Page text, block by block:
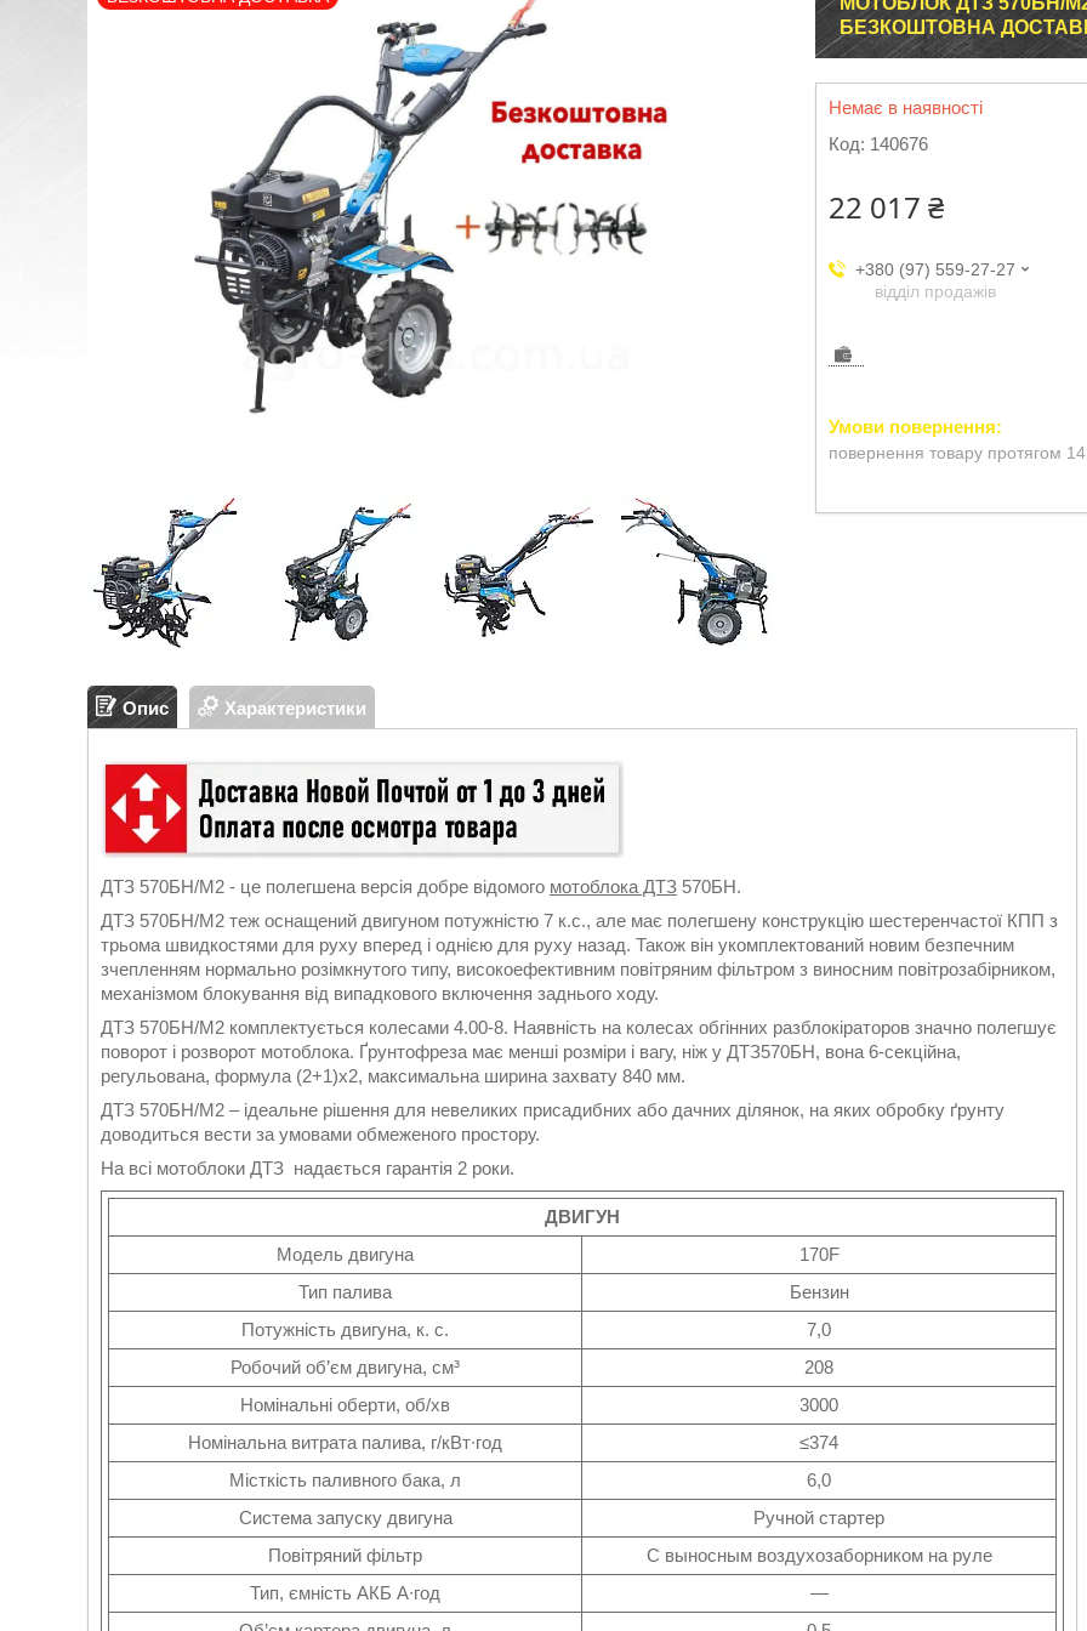
БЕЗКОШТОВНА
Немає в наявності
Код: 140676
22 017 ₴
+380 (97) 559-27-27
відділ продажів
повернення товару протягом
Опис Характеристики
ДТЗ 570БН/М2 - це полегшена версія добре відомого мотоблока ДТЗ 570БН.
ДТЗ 570БН/М2 теж оснащений двигуном потужністю 7 к.с., але має полегшену конструкцію шестеренчастої КПП з
трьома швидкостями для руху вперед і однією для руху назад. Також він укомплектований новим безпечним
зчепленням нормально розімкнутого типу, високоефективним повітряним фільтром з виносним повітрозабірником,
механізмом блокування від випадкового включення заднього ходу.
ДТЗ 570БН/М2 комплектується колесами 4.00-8. Наявність на колесах обгінних разблокіраторов значно полегшує
поворот і розворот мотоблока. Ґрунтофреза має менші розміри і вагу, ніж у ДТЗ570БН, вона 6-секційна,
регульована, формула (2+1)х2, максимальна ширина захвату 840 мм.
ДТЗ 570БН/М2 – ідеальне рішення для невеликих присадибних або дачних ділянок, на яких обробку ґрунту
доводиться вести за умовами обмеженого простору.
На всі мотоблоки ДТЗ надається гарантія 2 роки.
ДВИГУН
Модель двигуна
170F
Тип палива
Бензин
Потужність двигуна, к. с.
7,0
Робочий об’єм двигуна, см³
208
Номінальні оберти, об/хв
3000
Номінальна витрата палива, г/кВт∙год
≤374
Місткість паливного бака, л
6,0
Система запуску двигуна
Ручной стартер
Повітряний фільтр
С выносным воздухозаборником на руле
Тип, ємність АКБ А∙год
—